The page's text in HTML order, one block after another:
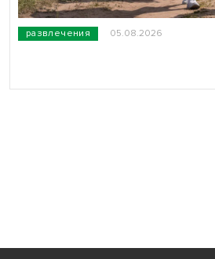
развлечения 05.08.2026